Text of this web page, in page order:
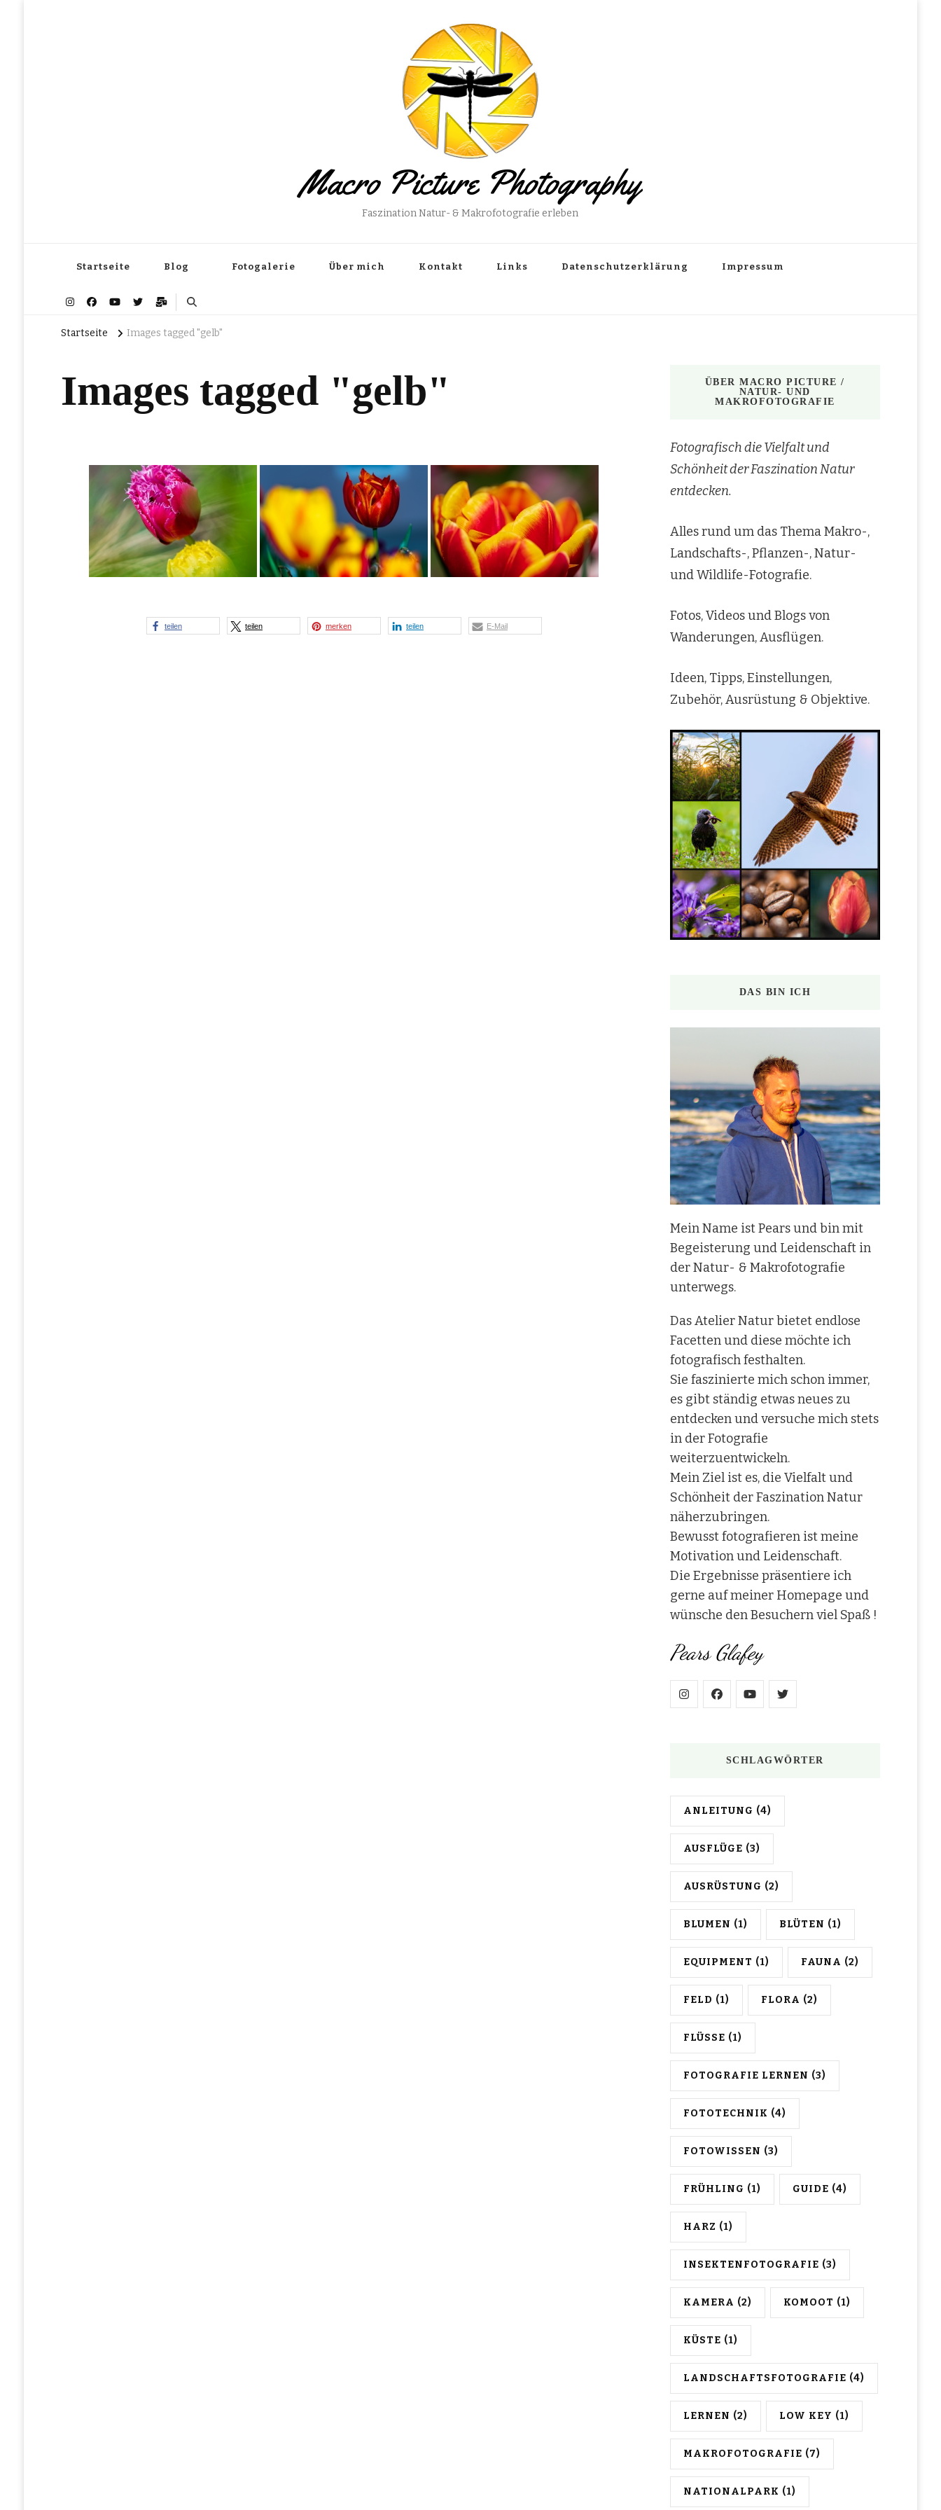
Macro Picture Photography
Faszination Natur- & Makrofotografie erleben
Startseite Blog Fotogalerie Über mich Kontakt Links Datenschutzerklärung Impressum
Startseite Images tagged "gelb"
Images tagged "gelb"
teilen teilen merken teilen E-Mail
ÜBER MACRO PICTURE /
NATUR- UND
MAKROFOTOGRAFIE
Fotografisch die Vielfalt und
Schönheit der Faszination Natur
entdecken.
Alles rund um das Thema Makro-,
Landschafts-, Pflanzen-, Natur-
und Wildlife-Fotografie.
Fotos, Videos und Blogs von
Wanderungen, Ausflügen.
Ideen, Tipps, Einstellungen,
Zubehör, Ausrüstung & Objektive.
DAS BIN ICH
Mein Name ist Pears und bin mit
Begeisterung und Leidenschaft in
der Natur- & Makrofotografie
unterwegs.
Das Atelier Natur bietet endlose
Facetten und diese möchte ich
fotografisch festhalten.
Sie faszinierte mich schon immer,
es gibt ständig etwas neues zu
entdecken und versuche mich stets
in der Fotografie
weiterzuentwickeln.
Mein Ziel ist es, die Vielfalt und
Schönheit der Faszination Natur
näherzubringen.
Bewusst fotografieren ist meine
Motivation und Leidenschaft.
Die Ergebnisse präsentiere ich
gerne auf meiner Homepage und
wünsche den Besuchern viel Spaß !
Pears Glafey
SCHLAGWÖRTER
ANLEITUNG (4)
AUSFLÜGE (3)
AUSRÜSTUNG (2)
BLUMEN (1) BLÜTEN (1)
EQUIPMENT (1) FAUNA (2)
FELD (1) FLORA (2)
FLÜSSE (1)
FOTOGRAFIE LERNEN (3)
FOTOTECHNIK (4)
FOTOWISSEN (3)
FRÜHLING (1) GUIDE (4)
HARZ (1)
INSEKTENFOTOGRAFIE (3)
KAMERA (2) KOMOOT (1)
KÜSTE (1)
LANDSCHAFTSFOTOGRAFIE (4)
LERNEN (2) LOW KEY (1)
MAKROFOTOGRAFIE (7)
NATIONALPARK (1)